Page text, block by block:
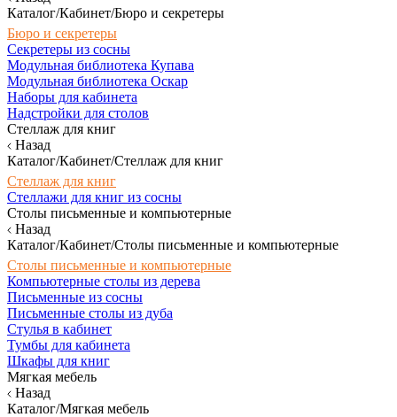
Каталог/Кабинет/Бюро и секретеры
Бюро и секретеры
Секретеры из сосны
Модульная библиотека Купава
Модульная библиотека Оскар
Наборы для кабинета
Надстройки для столов
Стеллаж для книг
Назад
Каталог/Кабинет/Стеллаж для книг
Стеллаж для книг
Стеллажи для книг из сосны
Столы письменные и компьютерные
Назад
Каталог/Кабинет/Столы письменные и компьютерные
Столы письменные и компьютерные
Компьютерные столы из дерева
Письменные из сосны
Письменные столы из дуба
Стулья в кабинет
Тумбы для кабинета
Шкафы для книг
Мягкая мебель
Назад
Каталог/Мягкая мебель